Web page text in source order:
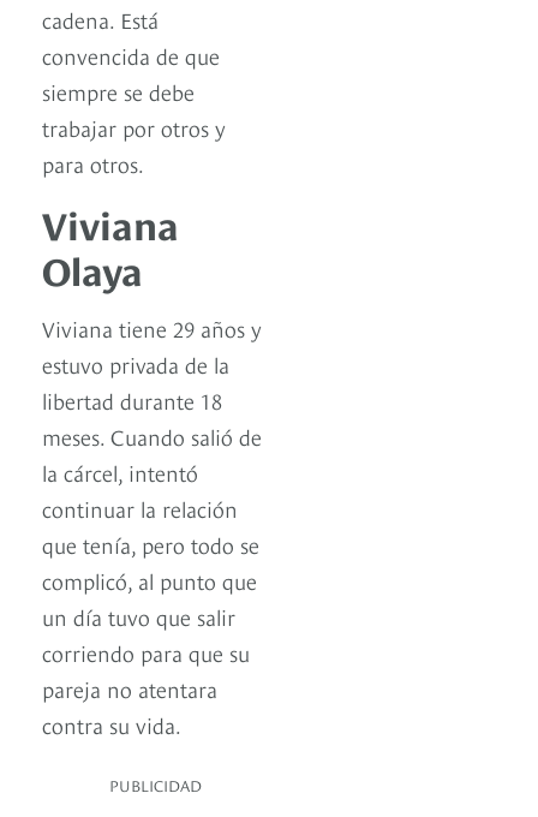
cadena. Está
convencida de que
siempre se debe
trabajar por otros y
para otros.
Viviana
Olaya
Viviana tiene 29 años y
estuvo privada de la
libertad durante 18
meses. Cuando salió de
la cárcel, intentó
continuar la relación
que tenía, pero todo se
complicó, al punto que
un día tuvo que salir
corriendo para que su
pareja no atentara
contra su vida.
PUBLICIDAD